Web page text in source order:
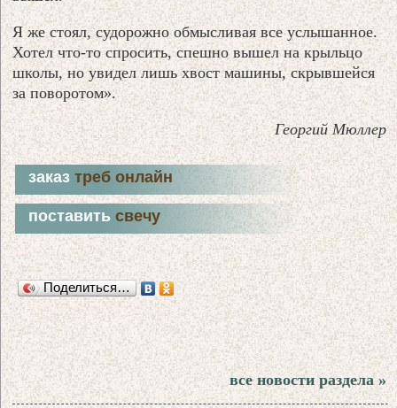
Я же стоял, судорожно обмысливая все услышанное.
Хотел что-то спросить, спешно вышел на крыльцо
школы, но увидел лишь хвост машины, скрывшейся
за поворотом».
Георгий Мюллер
заказтреб онлайн
поставитьсвечу
Поделиться…
все новости раздела »